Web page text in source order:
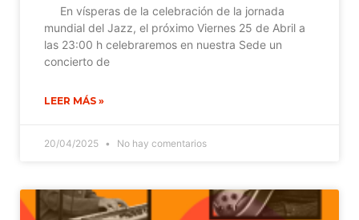
En vísperas de la celebración de la jornada
mundial del Jazz, el próximo Viernes 25 de Abril a
las 23:00 h celebraremos en nuestra Sede un
concierto de
LEER MÁS »
20/04/2025 No hay comentarios